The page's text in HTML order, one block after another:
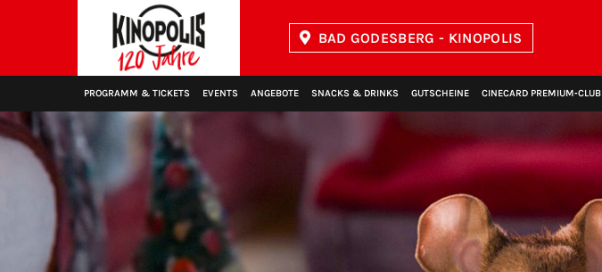
BAD GODESBERG - KINOPOLIS
PROGRAMM & TICKETS EVENTS ANGEBOTE SNACKS & DRINKS GUTSCHEINE CINECARD PREMIUM‑CLUB